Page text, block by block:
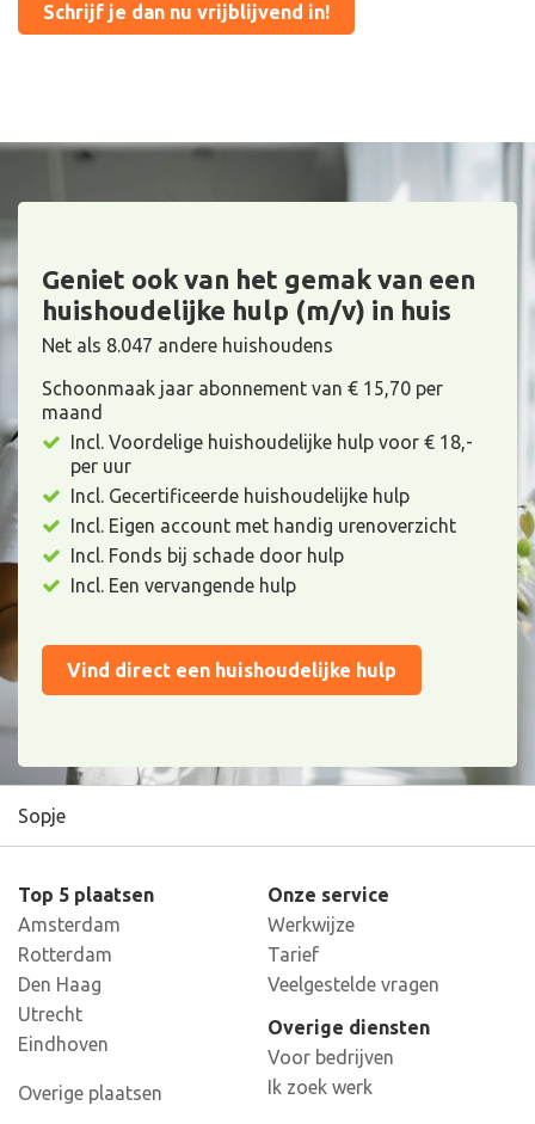
Schrijf je dan nu vrijblijvend in!
Geniet ook van het gemak van een
huishoudelijke hulp (m/v) in huis
Net als 8.047 andere huishoudens
Schoonmaak jaar abonnement van € 15,70 per
maand
Incl. Voordelige huishoudelijke hulp voor € 18,-
per uur
Incl. Gecertificeerde huishoudelijke hulp
Incl. Eigen account met handig urenoverzicht
Incl. Fonds bij schade door hulp
Incl. Een vervangende hulp
Vind direct een huishoudelijke hulp
Sopje
Top 5 plaatsen
Amsterdam
Rotterdam
Den Haag
Utrecht
Eindhoven
Overige plaatsen
Onze service
Werkwijze
Tarief
Veelgestelde vragen
Overige diensten
Voor bedrijven
Ik zoek werk